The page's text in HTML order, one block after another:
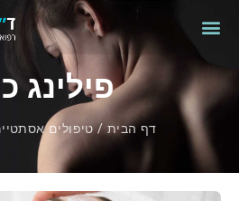
פילינג
דף הבית/טיפולים